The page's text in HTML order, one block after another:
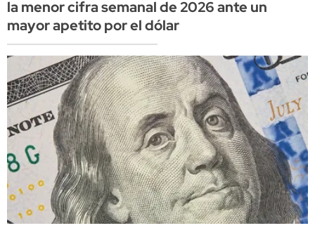
la menor cifra semanal de 2026 ante un
mayor apetito por el dólar